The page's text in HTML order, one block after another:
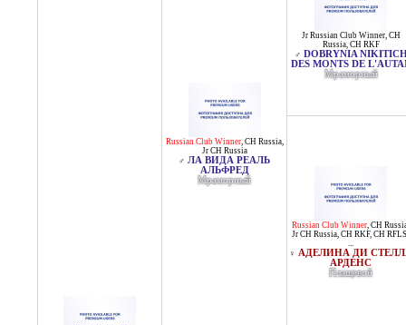
Russian Club Winner, CH Russia,
Jr CH Russia
♂ ЛА ВИДА РЕАЛЬ
АЛЬФРЕД
Мраморный
Jr Russian Club Winner, CH
Russia, CH RKF
♂ DOBRYNIA
DES MONTS DE
Мраморный
Russian Club Winner, CH
Jr CH Russia, CH RKF, CH
...
♀ АДЕЛИНА ДИ
АРДЕНС
Плащевой